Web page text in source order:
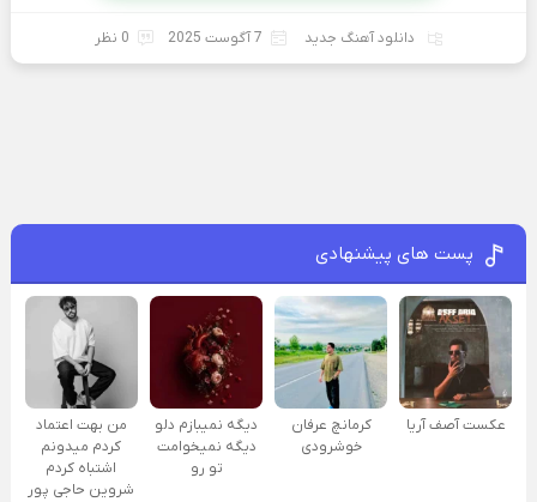
دانلود آهنگ جدید 7 آگوست 2025 0 نظر
پست های پیشنهادی
عکست آصف آریا
کرمانچ عرفان
خوشرودی
دیگه نمیبازم دلو
دیگه نمیخوامت
تو رو
من بهت اعتماد
کردم میدونم
اشتباه کردم
شروین حاجی پور